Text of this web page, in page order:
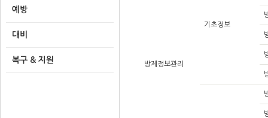
예방
대비
복구 & 지원 방제정보관리
기초정보